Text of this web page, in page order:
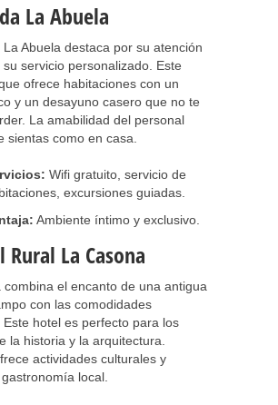
La Abuela
La Abuela destaca por su atención
servicio personalizado. Este
ofrece habitaciones con un
y un desayuno casero que no te
La amabilidad del personal
sientas como en casa.
Wifi gratuito, servicio de
excursiones guiadas.
Ambiente íntimo y exclusivo.
La Casona
combina el encanto de una antigua
con las comodidades
Este hotel es perfecto para los
la historia y la arquitectura.
actividades culturales y
local.